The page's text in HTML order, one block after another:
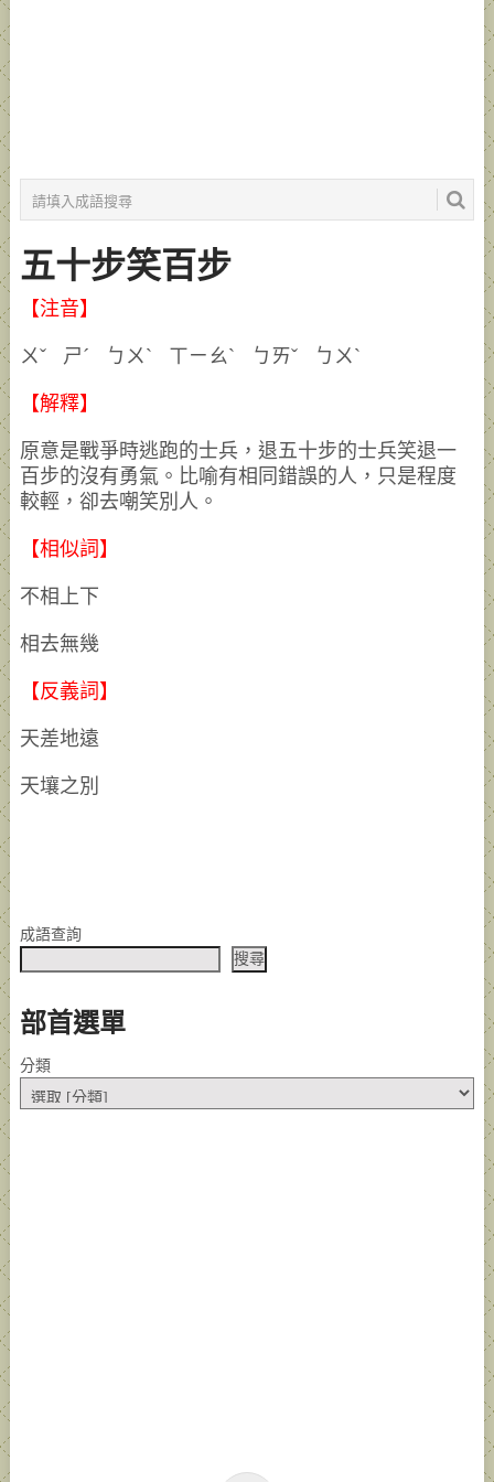
五十步笑百步
【注音】
ㄨˇ ㄕˊ ㄅㄨˋ ㄒㄧㄠˋ ㄅㄞˇ ㄅㄨˋ
【解釋】
原意是戰爭時逃跑的士兵，退五十步的士兵笑退一
百步的沒有勇氣。比喻有相同錯誤的人，只是程度
較輕，卻去嘲笑別人。
【相似詞】
不相上下
相去無幾
【反義詞】
天差地遠
天壤之別
成語查詢
搜尋
部首選單
分類